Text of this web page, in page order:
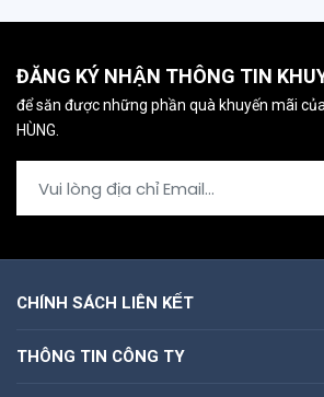
ĐĂNG KÝ NHẬN THÔNG TIN
để săn được những phần quà khuyến mãi của
HÙNG.
CHÍNH SÁCH LIÊN KẾT
THÔNG TIN CÔNG TY